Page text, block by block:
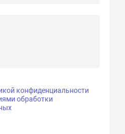
конфиденциальности
обработки